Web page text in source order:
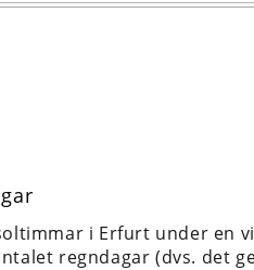
i Erfurt under en
regndagar (dvs. det